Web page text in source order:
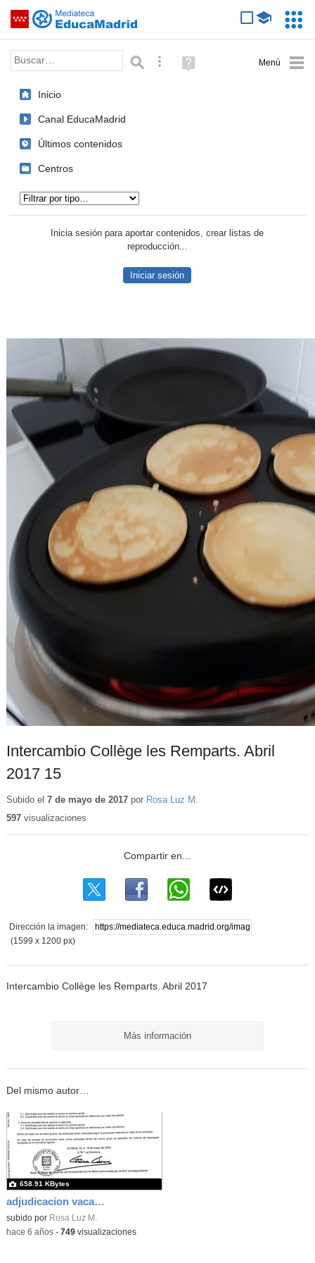
Saltar navegación
Palabra o frase: Búsqueda avanzada
Ayuda
(en
Inicio
Canal EducaMadrid
Últimos contenidos
Centros
Inicia sesión para aportar contenidos, crear listas de
reproducción...
Iniciar sesión
Intercambio Collège les Remparts. Abril
2017 15
Subido el 7 de mayo de 2017por Rosa Luz M.
597visualizaciones
Dirección la imagen:
(1599 x 1200 px)
Intercambio Collège les Remparts. Abril 2017
Más información
Del mismo autor…
adjudicacion vacantes
subido por Rosa Luz M.
658.91 KBytes
-hace 6 años- 749visualizaciones